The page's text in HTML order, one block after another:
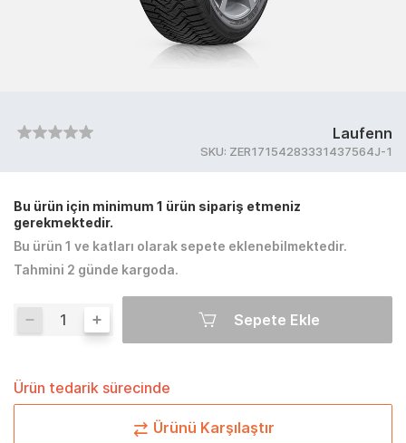
Laufenn
SKU: ZER17154283331437564J-1
Bu ürün için minimum 1 ürün sipariş etmeniz
gerekmektedir.
Bu ürün 1 ve katları olarak sepete eklenebilmektedir.
Tahmini 2 günde kargoda.
Sepete Ekle
Ürün tedarik sürecinde
Ürünü Karşılaştır